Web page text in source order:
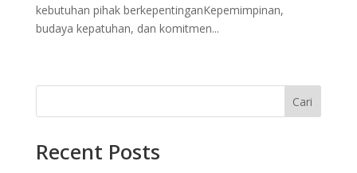
kebutuhan pihak berkepentinganKepemimpinan,
budaya kepatuhan, dan komitmen...
Cari
Recent Posts